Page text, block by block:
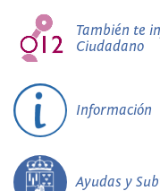
También te
Ciudadano
Información
Ayudas y